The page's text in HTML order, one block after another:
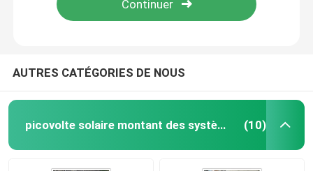
AUTRES CATÉGORIES DE NOUS
picovolte solaire montant des systèmes (10)